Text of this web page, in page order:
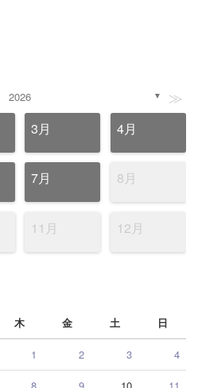
2026 ▼ ≫
3月 4月
7月 8月
11月 12月
木 金 土 日
1 2 3 4